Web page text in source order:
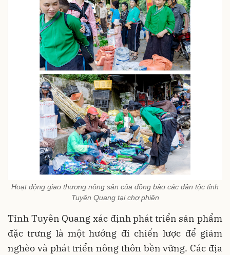
Hoạt động giao thương nông sản của đồng bào các dân tộc tỉnh
Tuyên Quang tại chợ phiên
Tỉnh Tuyên Quang xác định phát triển sản phẩm
đặc trưng là một hướng đi chiến lược để giảm
nghèo và phát triển nông thôn bền vững. Các địa